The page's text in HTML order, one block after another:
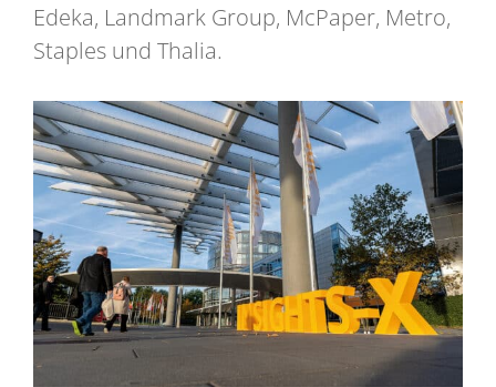
Edeka, Landmark Group, McPaper, Metro,
Staples und Thalia.